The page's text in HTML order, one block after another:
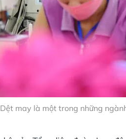
Dệt may là một trong những